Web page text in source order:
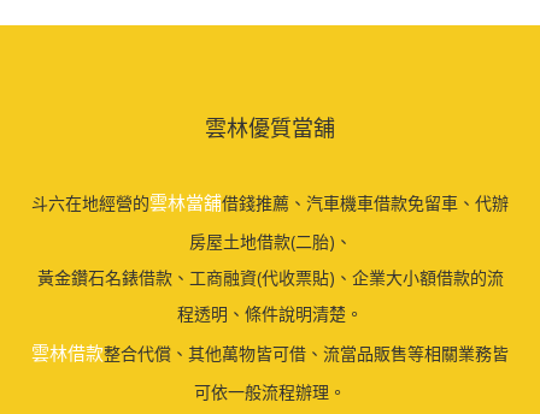
雲林優質當舖
斗六在地經營的雲林當舖借錢推薦、汽車機車借款免留車、代辦
房屋土地借款(二胎)、
黃金鑽石名錶借款、工商融資(代收票貼)、企業大小額借款的流
程透明、條件說明清楚。
雲林借款整合代償、其他萬物皆可借、流當品販售等相關業務皆
可依一般流程辦理。